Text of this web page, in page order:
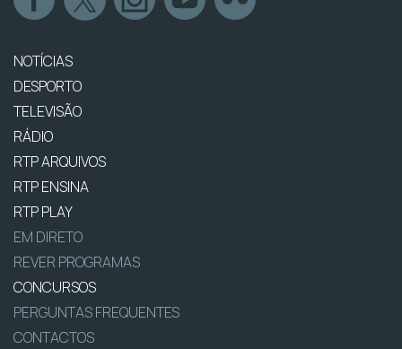
NOTÍCIAS
DESPORTO
TELEVISÃO
RÁDIO
RTP ARQUIVOS
RTP ENSINA
RTP PLAY
EM DIRETO
REVER PROGRAMAS
CONCURSOS
PERGUNTAS FREQUENTES
CONTACTOS